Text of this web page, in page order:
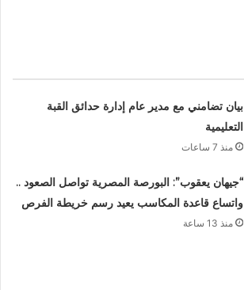
بيان تضامني مع مدير عام إدارة حدائق القبة
التعليمية
منذ 7 ساعات
“جيهان يعقوب”: البورصة المصرية تواصل الصعود ..
واتساع قاعدة المكاسب يعيد رسم خريطة الفرص
منذ 13 ساعة